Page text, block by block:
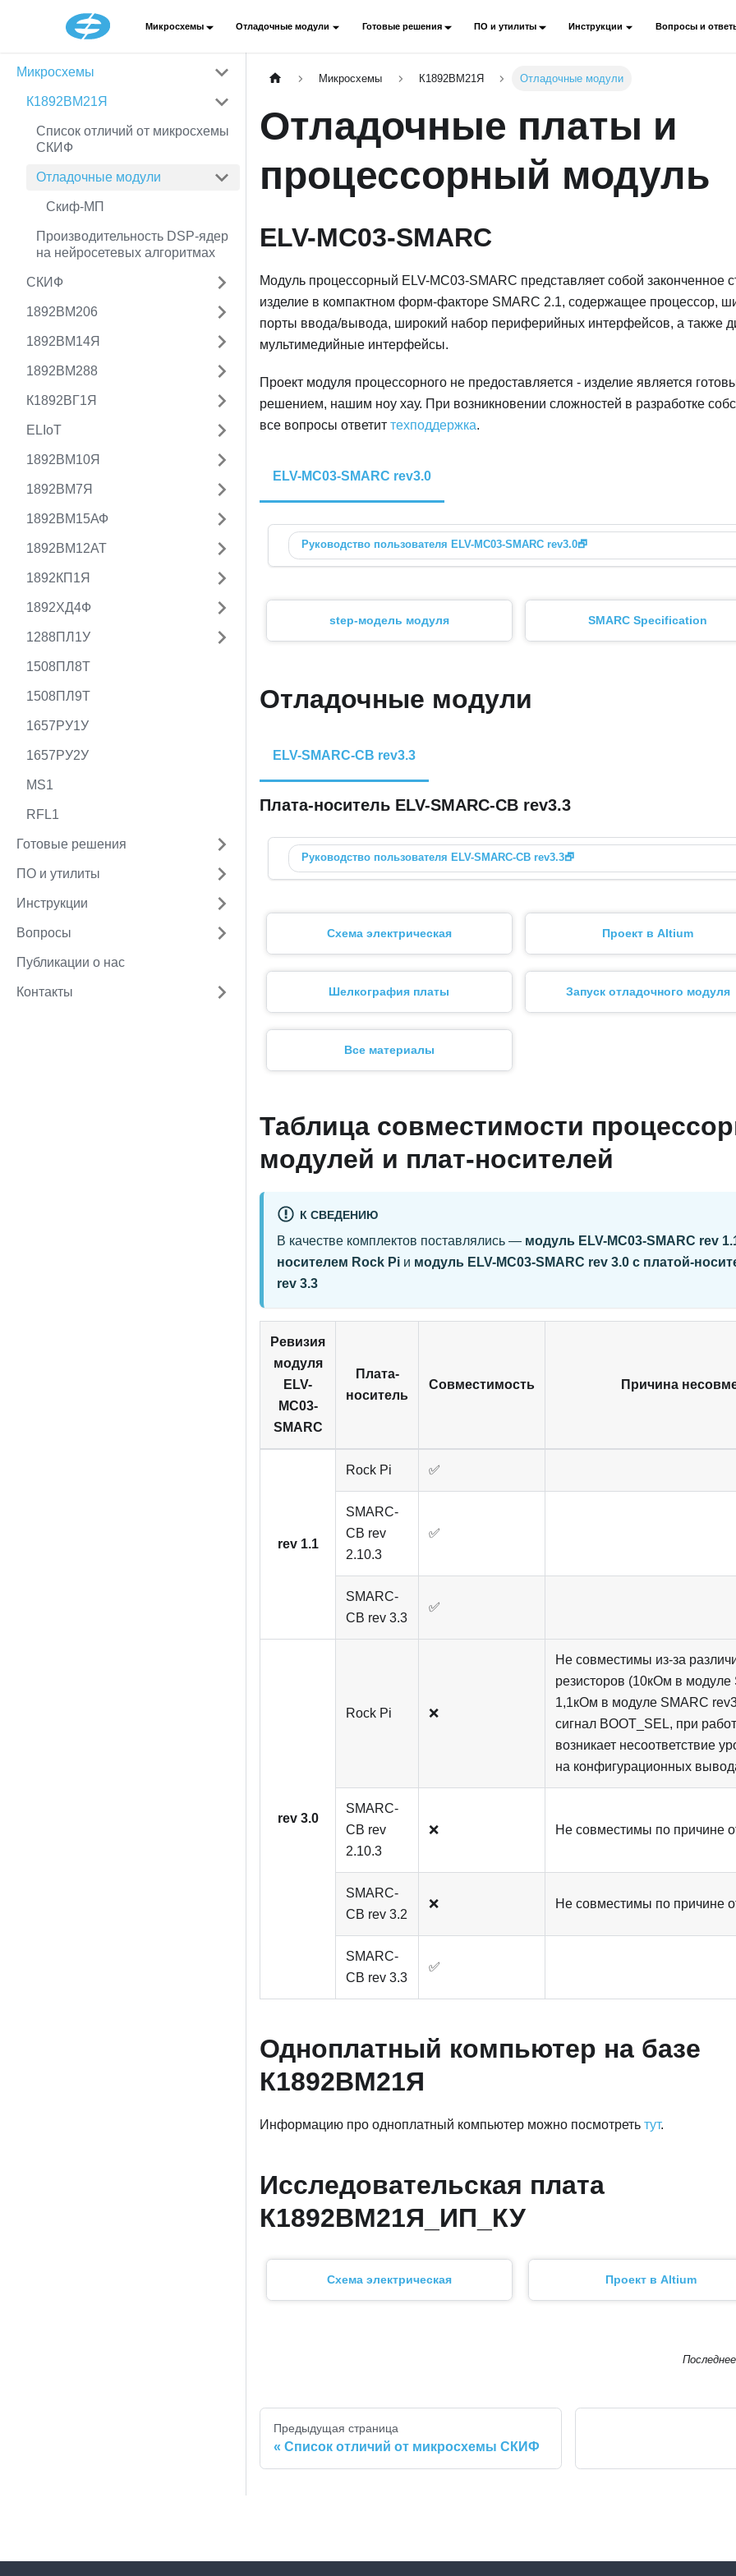
Микросхемы Отладочные модули Готовые решения ПО и утилиты Инструкции Вопросы и
Микросхемы
К1892ВМ21Я
Список отличий от микросхемы
СКИФ
Отладочные модули
Скиф-МП
Производительность DSP-ядер
на нейросетевых алгоритмах
СКИФ
1892ВМ206
1892ВМ14Я
1892ВМ288
К1892ВГ1Я
ELIoT
1892ВМ10Я
1892ВМ7Я
1892ВМ15АФ
1892ВМ12АТ
1892КП1Я
1892ХД4Ф
1288ПЛ1У
1508ПЛ8Т
1508ПЛ9Т
1657РУ1У
1657РУ2У
MS1
RFL1
Готовые решения
ПО и утилиты
Инструкции
Вопросы
Публикации о нас
Контакты
Микросхемы К1892ВМ21Я Отладочные модули
Отладочные платы и
процессорный модуль
ELV-MC03-SMARC
Модуль процессорный ELV-MC03-SMARC представляет собой законченное
изделие в компактном форм-факторе SMARC 2.1, содержащее процессор,
порты ввода/вывода, широкий набор периферийных интерфейсов, а также
мультимедийные интерфейсы.
Проект модуля процессорного не предоставляется - изделие является
решением, нашим ноу хау. При возникновении сложностей в разработке
все вопросы ответит техподдержка.
ELV-MC03-SMARC rev3.0
Руководство пользователя ELV-MC03-SMARC rev3.0🗗
step-модель модуля SMARC Specification
Отладочные модули
ELV-SMARC-CB rev3.3
Плата-носитель ELV-SMARC-CB rev3.3
Руководство пользователя ELV-SMARC-CB rev3.3🗗
Схема электрическая Проект в Altium
Шелкография платы Запуск отладочного модуля
Все материалы
Таблица совместимости
модулей и плат-носителей
К СВЕДЕНИЮ
В качестве комплектов поставлялись — модуль ELV-MC03-SMARC rev
носителем Rock Pi и модуль ELV-MC03-SMARC rev 3.0 с платой-
rev 3.3
Ревизия
модуля
ELV-
MC03-
SMARC
Плата-
носитель
Совместимость Причина
rev 1.1
Rock Pi ✅
SMARC-
CB rev
2.10.3
✅
SMARC-
CB rev 3.3
✅
rev 3.0
Rock Pi ❌
Не совместимы из-за
резисторов (10кОм в модуле
1,1кОм в модуле SMARC
сигнал BOOT_SEL, при
возникает несоответствие
на конфигурационных
SMARC-
CB rev
2.10.3
❌ Не совместимы по причине
SMARC-
CB rev 3.2
❌ Не совместимы по причине
SMARC-
CB rev 3.3
✅
Одноплатный компьютер на базе
К1892ВМ21Я
Информацию про одноплатный компьютер можно посмотреть тут.
Исследовательская плата
К1892ВМ21Я_ИП_КУ
Схема электрическая Проект в Altium
Предыдущая страница
Список отличий от микросхемы СКИФ